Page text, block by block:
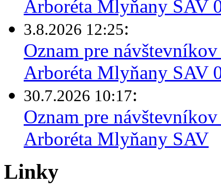
Arboréta Mlyňany SAV
3.8.2026 12:25:
Oznam pre
Arboréta Mlyňany SAV
30.7.2026 10:17:
Oznam pre
Arboréta Mlyňany SAV
Linky